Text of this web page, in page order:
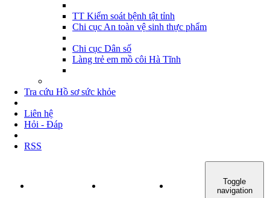
TT Kiểm soát bệnh tật tỉnh
Chi cục An toàn vệ sinh thực phẩm
Chi cục Dân số
Làng trẻ em mồ côi Hà Tĩnh
Tra cứu Hồ sơ sức khỏe
Liên hệ
Hỏi - Đáp
RSS
TIN TỨC - SỰ KIỆN
Toggle
navigation